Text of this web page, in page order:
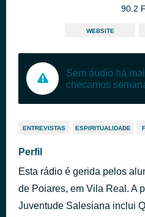
90.2
WEBSITE
Sem áudio há
checamos
ENTREVISTAS ESPIRITUALIDADE
Perfil
Esta rádio é gerida pelos
de Poiares, em Vila Real. A
Juventude Salesiana inclui